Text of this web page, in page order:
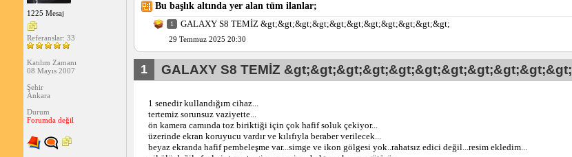
1225 Mesaj
Referanslar: 33
Katılım Zamanı
08 Mayıs 2007
Şehir
Ankara
Durum
Forumda değil
Bu başlık altında yer alan tüm ilanlar;
1 GALAXY S8 TEMİZ &gt;&gt;&gt;&gt;&gt;&gt;&gt;&gt;&gt;&gt;&gt;
29 Temmuz 2025 20:30
1 GALAXY S8 TEMİZ &gt;&gt;&gt;&gt;&gt;&gt;&gt;&gt;&gt;&gt;&gt;
1 senedir kullandığım cihaz...
tertemiz sorunsuz vaziyette...
ön kamera camında toz biriktiği için çok hafif soluk çekiyor...
üzerinde ekran koruyucu vardır ve kılıfıyla beraber verilecek...
beyaz ekranda hafif pembeleşme var...simge ve ikon gölgesi yok..rahatsız edici değil...resim ekledim...